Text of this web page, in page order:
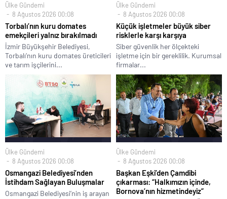
Ülke Gündemi
8 Ağustos 2026 00:08
Torbalı’nın kuru domates
emekçileri yalnız bırakılmadı
İzmir Büyükşehir Belediyesi,
Torbalı’nın kuru domates üreticileri
ve tarım işçilerini...
Ülke Gündemi
8 Ağustos 2026 00:08
Küçük işletmeler büyük siber
risklerle karşı karşıya
Siber güvenlik her ölçekteki
işletme için bir gereklilik. Kurumsal
firmalar...
Ülke Gündemi
8 Ağustos 2026 00:08
Osmangazi Belediyesi’nden
İstihdam Sağlayan Buluşmalar
Osmangazi Belediyesi’nin iş arayan
Ülke Gündemi
8 Ağustos 2026 00:08
Başkan Eşki’den Çamdibi
çıkarması: “Halkımızın içinde,
Bornova’nın hizmetindeyiz”